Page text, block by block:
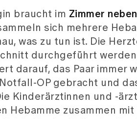
braucht im Zimmer
sich mehrere
was zu tun ist. Die
durchgeführt
darauf, das Paar immer
OP gebracht und
Kinderärztinnen und -
Hebamme zusammen